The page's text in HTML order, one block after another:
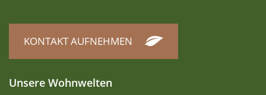
KONTAKT AUFNEHMEN
Unsere Wohnwelten